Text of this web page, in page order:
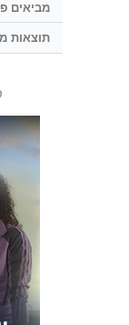
מביאים
תוצאות